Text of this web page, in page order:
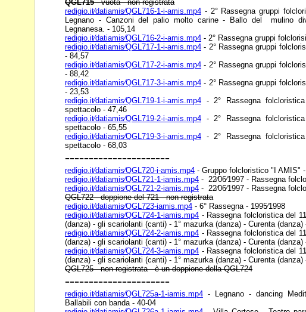
QGL715- vuota - non registrata
redigio.it⁄datiamis⁄QGL716-1-i-amis.mp4 - 2° Rassegna gruppi
Legnano - Canzoni del palio molto carine - Ballo del mulino
Legnanesa. - 105,14
redigio.it⁄datiamis⁄QGL716-2-i-amis.mp4 - 2° Rassegna gruppi
redigio.it⁄datiamis⁄QGL717-1-i-amis.mp4 - 2° Rassegna gruppi
- 84,57
redigio.it⁄datiamis⁄QGL717-2-i-amis.mp4 - 2° Rassegna gruppi
- 88,42
redigio.it⁄datiamis⁄QGL717-3-i-amis.mp4 - 2° Rassegna gruppi
- 23,53
redigio.it⁄datiamis⁄QGL719-1-i-amis.mp4 - 2° Rassegna
spettacolo - 47,46
redigio.it⁄datiamis⁄QGL719-2-i-amis.mp4 - 2° Rassegna
spettacolo - 65,55
redigio.it⁄datiamis⁄QGL719-3-i-amis.mp4 - 2° Rassegna
spettacolo - 68,03
----------------------
redigio.it⁄datiamis⁄QGL720-i-amis.mp4 - Gruppo folcloristico "I AMIS" -
redigio.it⁄datiamis⁄QGL721-1-iamis.mp4 - 22⁄06⁄1997 - Rassegna
redigio.it⁄datiamis⁄QGL721-2-iamis.mp4 - 22⁄06⁄1997 - Rassegna
QGL722 - doppione del 721 - non registrata
redigio.it⁄datiamis⁄QGL723-iamis.mp4 - 6° Rassegna - 1995⁄1998
redigio.it⁄datiamis⁄QGL724-1-iamis.mp4 - Rassegna folcloristica del
(danza) - gli scariolanti (canti) - 1° mazurka (danza) - Curenta
redigio.it⁄datiamis⁄QGL724-2-iamis.mp4 - Rassegna folcloristica del
(danza) - gli scariolanti (canti) - 1° mazurka (danza) - Curenta
redigio.it⁄datiamis⁄QGL724-3-iamis.mp4 - Rassegna folcloristica del
(danza) - gli scariolanti (canti) - 1° mazurka (danza) - Curenta
QGL725 - non registrata - è un doppione della QGL724
----------------------
redigio.it⁄datiamis⁄QGL725a-1-iamis.mp4 - Legnano - dancing
Ballabili con banda - 40-04